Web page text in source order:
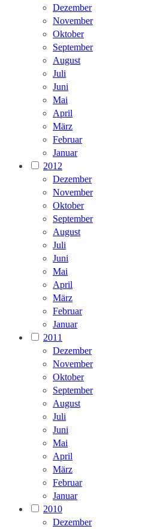
Dezember
November
Oktober
September
August
Juli
Juni
Mai
April
März
Februar
Januar
2012
Dezember
November
Oktober
September
August
Juli
Juni
Mai
April
März
Februar
Januar
2011
Dezember
November
Oktober
September
August
Juli
Juni
Mai
April
März
Februar
Januar
2010
Dezember